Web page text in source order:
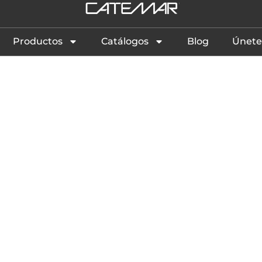
Productos Catálogos Blog